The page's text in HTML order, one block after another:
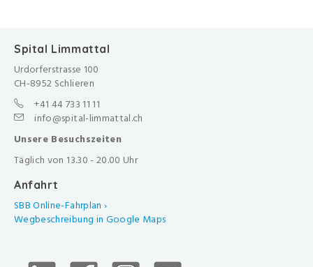
Spital Limmattal
Urdorferstrasse 100
CH-8952 Schlieren
+41 44 733 11 11
info@spital-limmattal.ch
Unsere Besuchszeiten
Täglich von 13.30 - 20.00 Uhr
Anfahrt
SBB Online-Fahrplan ›
Wegbeschreibung in Google Maps